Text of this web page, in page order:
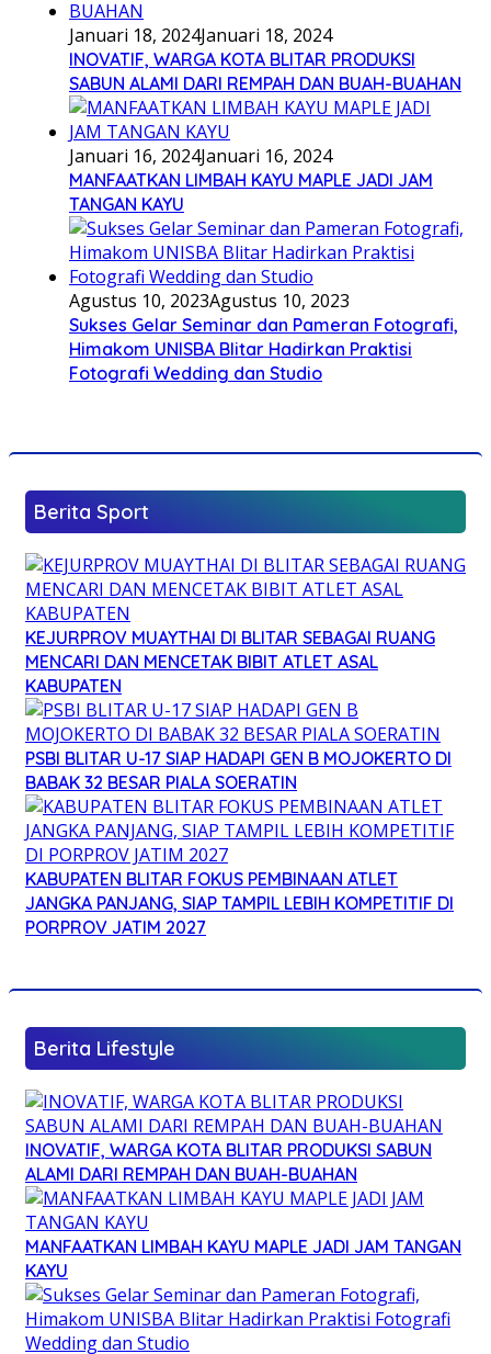
Januari 18, 2024Januari 18, 2024
INOVATIF, WARGA KOTA BLITAR PRODUKSI
SABUN ALAMI DARI REMPAH DAN BUAH-BUAHAN
Januari 16, 2024Januari 16, 2024
MANFAATKAN LIMBAH KAYU MAPLE JADI JAM
TANGAN KAYU
Agustus 10, 2023Agustus 10, 2023
Sukses Gelar Seminar dan Pameran Fotografi,
Himakom UNISBA Blitar Hadirkan Praktisi
Fotografi Wedding dan Studio
Berita Sport
KEJURPROV MUAYTHAI DI BLITAR SEBAGAI RUANG
MENCARI DAN MENCETAK BIBIT ATLET ASAL
KABUPATEN
PSBI BLITAR U-17 SIAP HADAPI GEN B MOJOKERTO DI
BABAK 32 BESAR PIALA SOERATIN
KABUPATEN BLITAR FOKUS PEMBINAAN ATLET
JANGKA PANJANG, SIAP TAMPIL LEBIH KOMPETITIF DI
PORPROV JATIM 2027
Berita Lifestyle
INOVATIF, WARGA KOTA BLITAR PRODUKSI SABUN
ALAMI DARI REMPAH DAN BUAH-BUAHAN
MANFAATKAN LIMBAH KAYU MAPLE JADI JAM TANGAN
KAYU